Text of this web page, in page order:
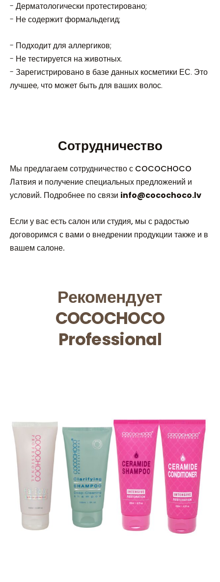
- Дерматологически протестировано;
- Не содержит формальдегид;
- Подходит для аллергиков;
- Не тестируется на животных.
- Зарегистрировано в базе данных косметики ЕС. Это
лучшее, что может быть для ваших волос.
Сотрудничество
Мы предлагаем сотрудничество с COCOCHOCO
Латвия и получение специальных предложений и
условий. Подробнее по связи info@cocochoco.lv
Если у вас есть салон или студия, мы с радостью
договоримся с вами о внедрении продукции также и в
вашем салоне.
Рекомендует
COCOCHOCO
Professional